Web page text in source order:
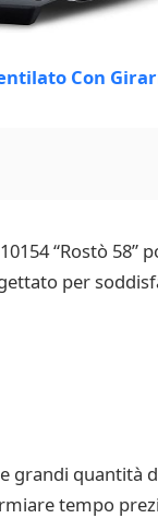
“Rostò 58”
per
grandi
tempo